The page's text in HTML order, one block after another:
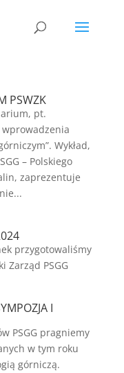
PSWZK
pt.
Wykład,
– Polskiego
zaprezentuje
przygotowaliśmy
Zarząd PSGG
I
PSGG pragniemy
w tym roku
górniczą.